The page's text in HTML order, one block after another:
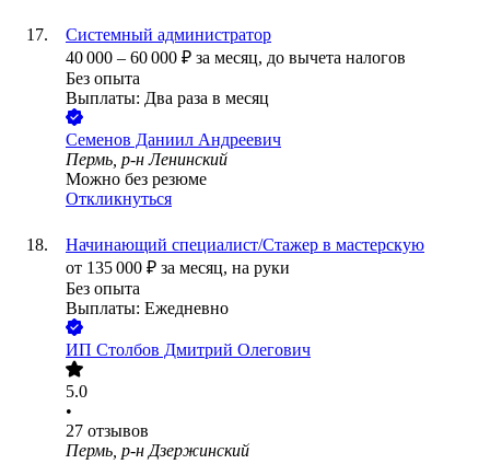
Системный администратор
40 000 – 60 000 ₽ за месяц, до вычета налогов
Без опыта
Выплаты: Два раза в месяц
Семенов Даниил Андреевич
Пермь, р-н Ленинский
Можно без резюме
Откликнуться
Начинающий специалист/Стажер в мастерскую
от 135 000 ₽ за месяц, на руки
Без опыта
Выплаты: Ежедневно
ИП Столбов Дмитрий Олегович
5.0
•
27 отзывов
Пермь, р-н Дзержинский